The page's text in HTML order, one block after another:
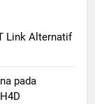
Link Alternatif
pada